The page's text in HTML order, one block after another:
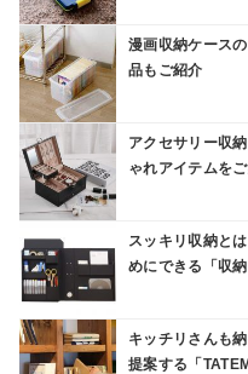
漫画収納ケース
品もご紹介
アクセサリー収
ゃれアイテムを
スッキリ収納と
めにできる「収納
キッチリさんも
提案する「